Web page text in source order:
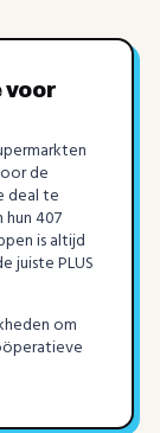
voor
de
deal te
407
is altijd
juiste PLUS
om